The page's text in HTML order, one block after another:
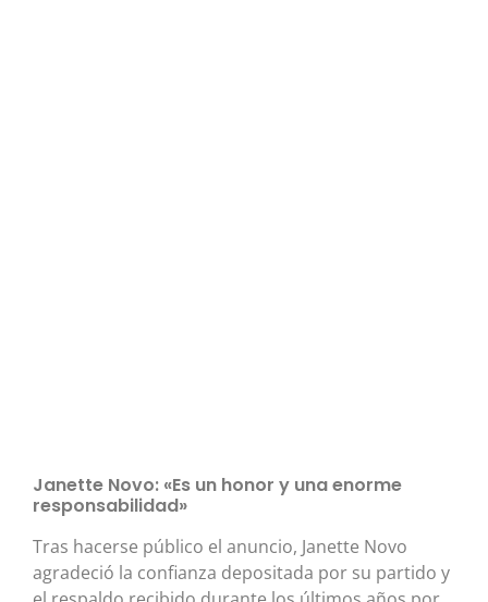
Janette Novo: «Es un honor y una enorme
responsabilidad»
Tras hacerse público el anuncio, Janette Novo
agradeció la confianza depositada por su partido y